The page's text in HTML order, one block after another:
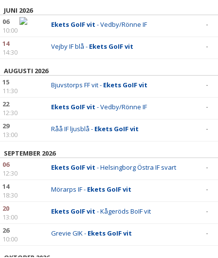
JUNI 2026
06
10:00
Ekets GoIF vit - Vedby/Rönne IF -
14
14:30
Vejby IF blå - Ekets GoIF vit -
AUGUSTI 2026
15
11:30
Bjuvstorps FF vit - Ekets GoIF vit -
22
12:30
Ekets GoIF vit - Vedby/Rönne IF -
29
13:00
Råå IF ljusblå - Ekets GoIF vit -
SEPTEMBER 2026
06
12:30
Ekets GoIF vit - Helsingborg Östra IF svart -
14
18:30
Mörarps IF - Ekets GoIF vit -
20
13:00
Ekets GoIF vit - Kågeröds BoIF vit -
26
10:00
Grevie GIK - Ekets GoIF vit -